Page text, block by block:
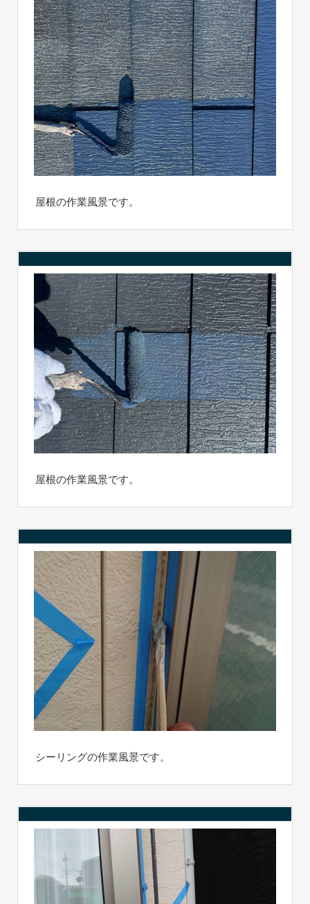
屋根の作業風景です。
屋根の作業風景です。
シーリングの作業風景です。